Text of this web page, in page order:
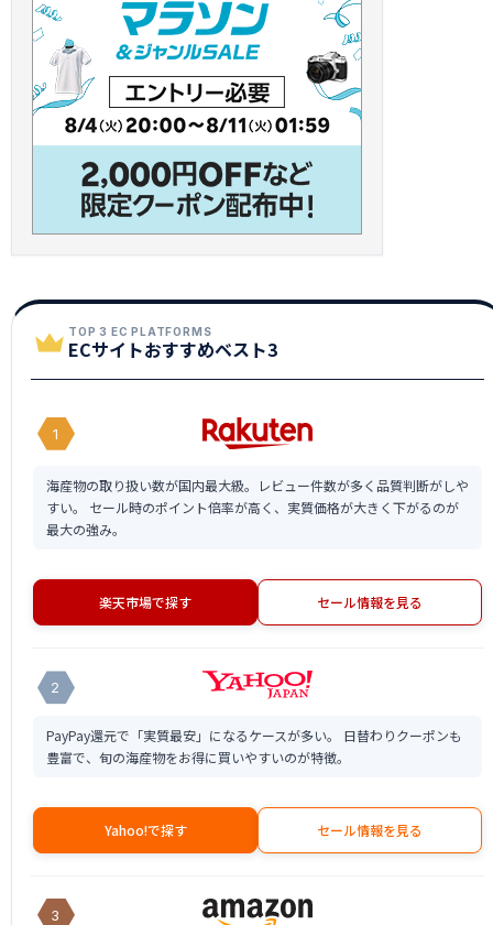
TOP 3 EC PLATFORMS
ECサイトおすすめベスト3
1
海産物の取り扱い数が国内最大級。レビュー件数が多く品質判断がしや
すい。 セール時のポイント倍率が高く、実質価格が大きく下がるのが
最大の強み。
楽天市場で探す セール情報を見る
2
PayPay還元で「実質最安」になるケースが多い。 日替わりクーポンも
豊富で、旬の海産物をお得に買いやすいのが特徴。
Yahoo!で探す セール情報を見る
3